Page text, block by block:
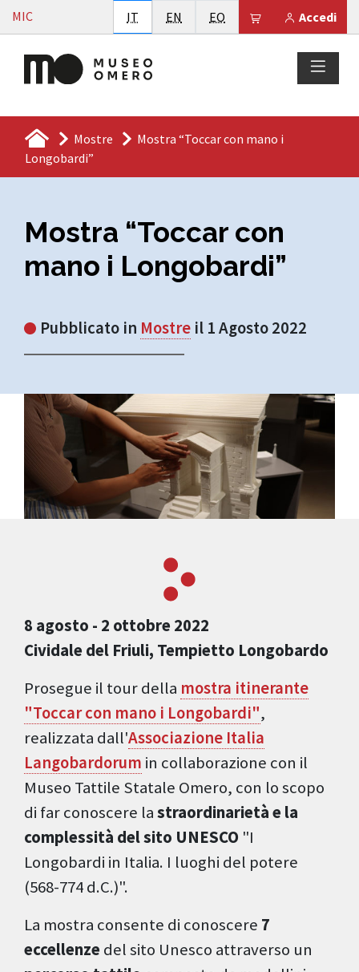
Vai al contenuto
MIC Accedi
Il tuo carrello è
IT Italiano
EN English
EO Esperanto
Mostre
Mostra “Toccar con mano i
Longobardi”
Mostra “Toccar con
mano i Longobardi”
Pubblicato in Mostre il 1 Agosto 2022
8 agosto - 2 ottobre 2022
Cividale del Friuli, Tempietto Longobardo
Prosegue il tour della mostra itinerante
"Toccar con mano i Longobardi",
realizzata dall'Associazione Italia
Langobardorum in collaborazione con il
Museo Tattile Statale Omero, con lo scopo
di far conoscere lastraordinarietà e la
complessità del sito UNESCO "I
Longobardi in Italia. I luoghi del potere
(568-774 d.C.)".
La mostra consente di conoscere 7
eccellenze del sito Unesco attraverso un